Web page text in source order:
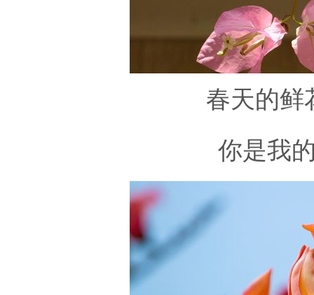
春天的鲜
你是我